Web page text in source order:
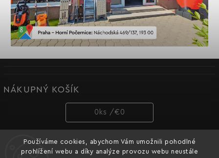
Používáme cookies, abychom Vám umožnili pohodlné
prohlížení webu a díky analýze provozu webu neustále
NÁKUPNÝ KOŠÍK
0 ks /€0
PRIJÍMAME ONLINE PLATBY